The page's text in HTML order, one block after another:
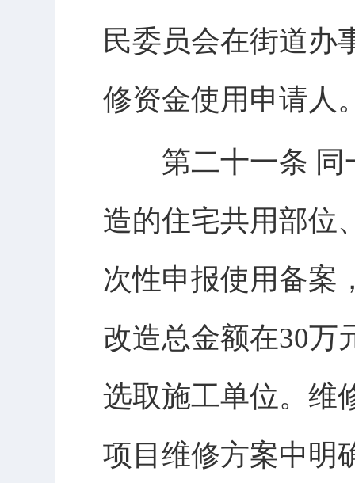
民委员会在街道办
修资金使用申请人
第二十一条 同
造的住宅共用部位
次性申报使用备案
改造总金额在30万
选取施工单位。维
项目维修方案中明